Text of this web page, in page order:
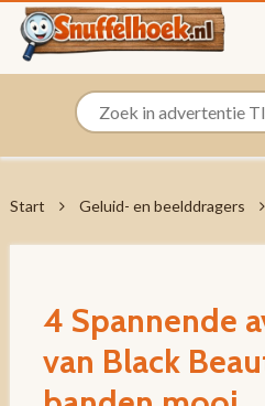
Start Geluid- en beelddragers
4 Spannende
van Black